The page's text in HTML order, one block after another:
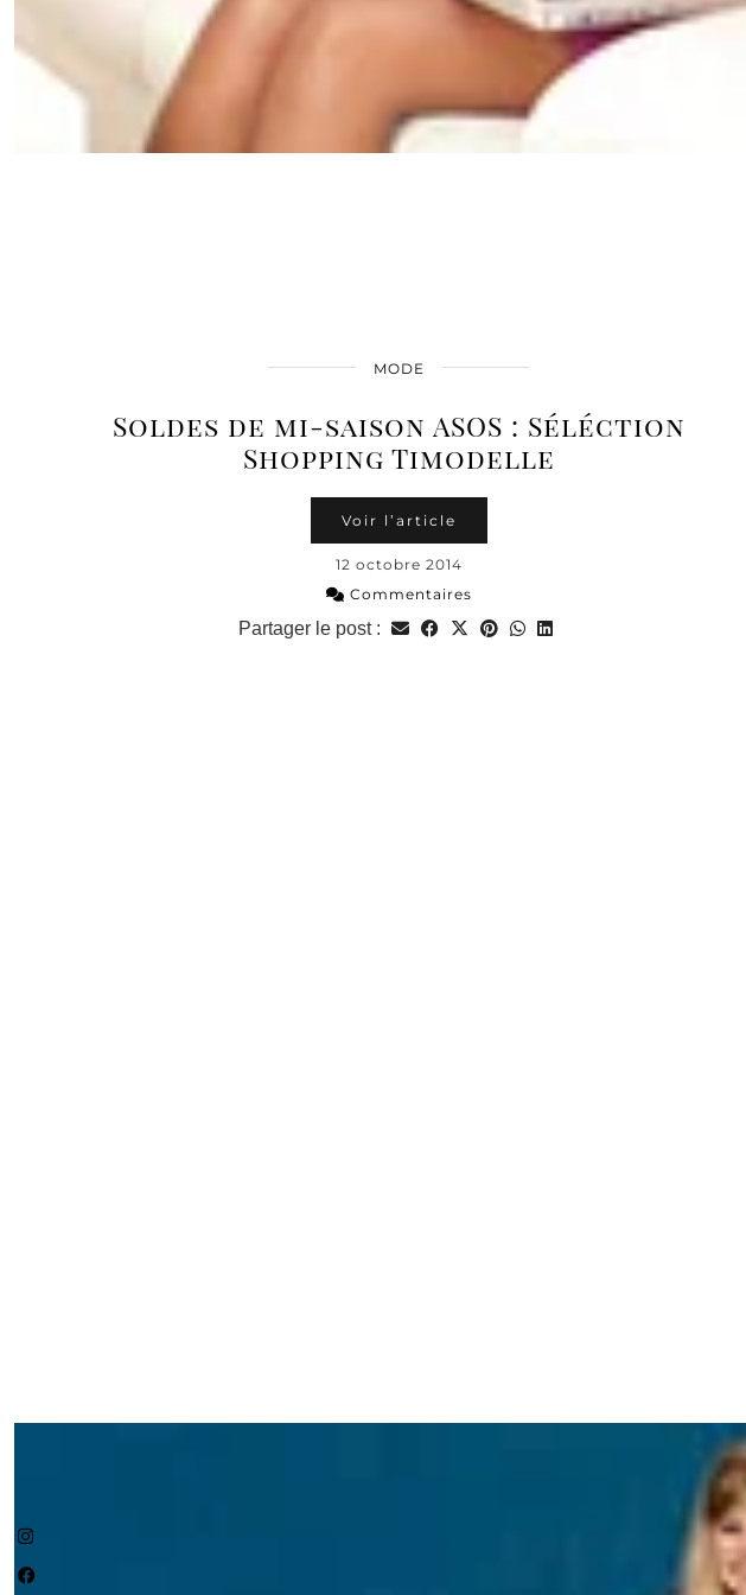
MODE
Soldes de mi-saison ASOS : Séléction
Shopping Timodelle
Voir l’article
12 octobre 2014
Commentaires
Partager le post :